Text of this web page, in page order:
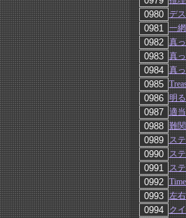
デ
一
真
真
真
明
適
難
ス
ス
ス
左
ク